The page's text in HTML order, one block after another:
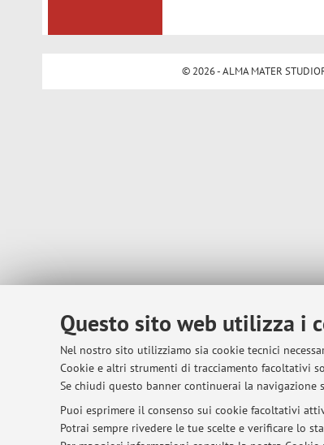
Questo sito web utilizza i
Nel nostro sito utilizziamo sia cookie tecnici
Cookie e altri strumenti di tracciamento facoltativi
Se chiudi questo banner continuerai la navigazione
Puoi esprimere il consenso sui cookie facoltativi
Potrai sempre rivedere le tue scelte e verificare lo
© 2026 - ALMA MATER